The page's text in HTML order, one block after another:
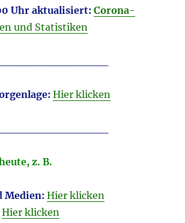
Uhr aktualisiert: Corona-
und Statistiken
Hier klicken
z. B.
Medien: Hier klicken
Hier klicken